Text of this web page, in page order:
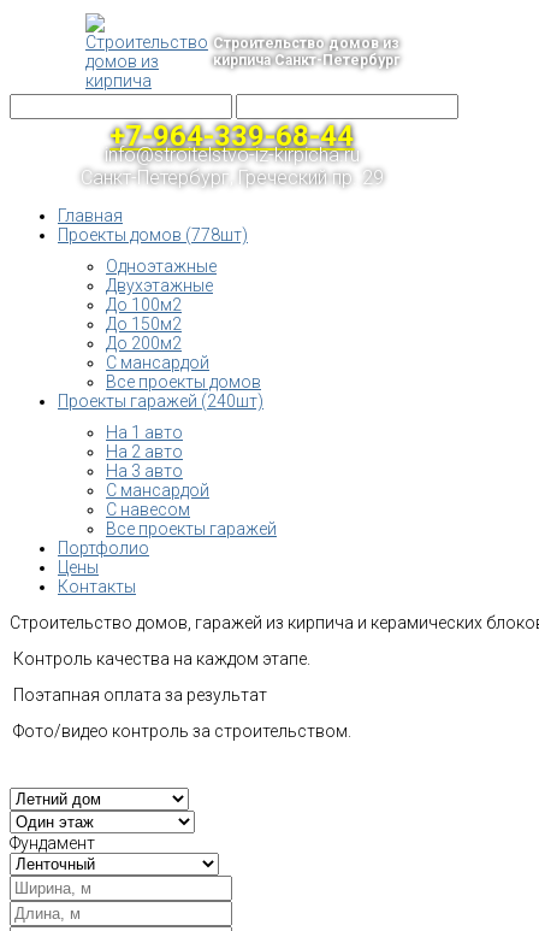
Строительство домов из
кирпича Санкт-Петербург
+7-964-339-68-44
info@stroitelstvo-iz-kirpicha.ru
Санкт-Петербург, Греческий пр. 29
Главная
Проекты домов (778шт)
Одноэтажные
Двухэтажные
До 100м2
До 150м2
До 200м2
С мансардой
Все проекты домов
Проекты гаражей (240шт)
На 1 авто
На 2 авто
На 3 авто
С мансардой
С навесом
Все проекты гаражей
Портфолио
Цены
Контакты
Строительство домов, гаражей из кирпича и керамических
Контроль качества на каждом этапе.
Поэтапная оплата за результат
Фото/видео контроль за строительством.
Фундамент